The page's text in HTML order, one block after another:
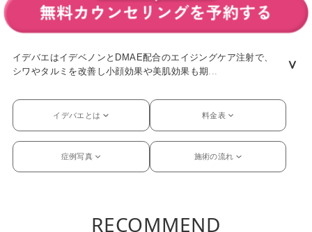
イデバエはイデベノンとDMAE配合のエイジングケア注射で、
シワやタルミを改善し小顔効果や美肌効果も期... ∨
イデバエとは 料金表
症例写真 施術の流れ
RECOMMEND